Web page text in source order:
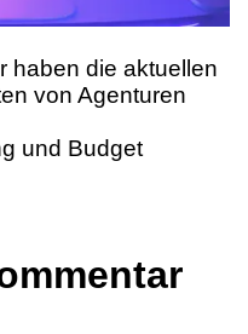
haben die aktuellen
von Agenturen
und Budget